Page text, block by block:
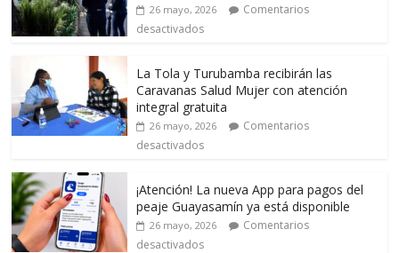
26 mayo, 2026
Comentarios
desactivados
La Tola y Turubamba recibirán las
Caravanas Salud Mujer con atención
integral gratuita
26 mayo, 2026
Comentarios
desactivados
¡Atención! La nueva App para pagos del
peaje Guayasamín ya está disponible
26 mayo, 2026
Comentarios
desactivados